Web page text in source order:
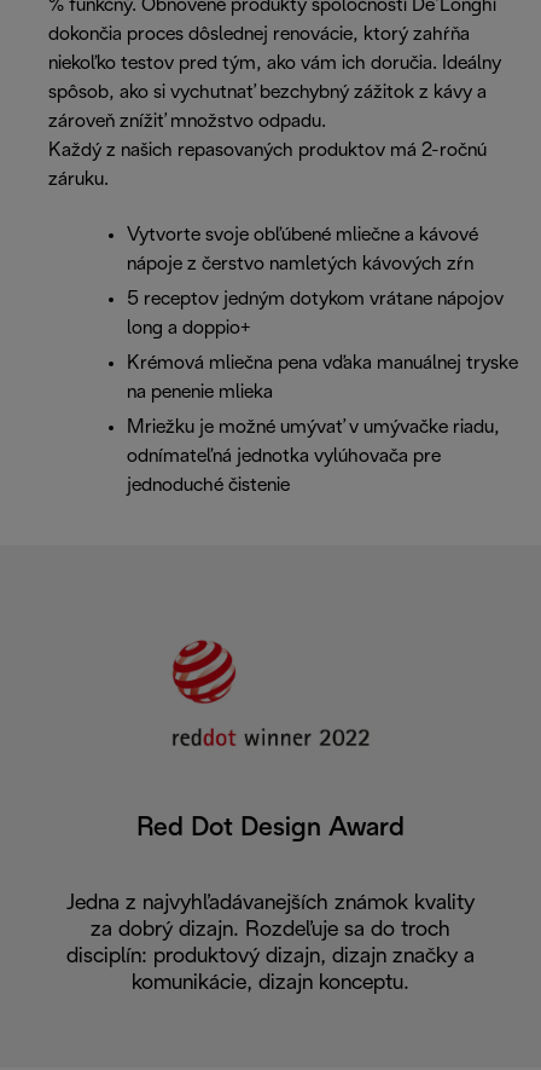
% funkčný. Obnovené produkty spoločnosti De’Longhi
dokončia proces dôslednej renovácie, ktorý zahŕňa
niekoľko testov pred tým, ako vám ich doručia. Ideálny
spôsob, ako si vychutnať bezchybný zážitok z kávy a
zároveň znížiť množstvo odpadu.
Každý z našich repasovaných produktov má 2-ročnú
záruku.
Vytvorte svoje obľúbené mliečne a kávové
nápoje z čerstvo namletých kávových zŕn
5 receptov jedným dotykom vrátane nápojov
long a doppio+
Krémová mliečna pena vďaka manuálnej tryske
na penenie mlieka
Mriežku je možné umývať v umývačke riadu,
odnímateľná jednotka vylúhovača pre
jednoduché čistenie
Red Dot Design Award
Jedna z najvyhľadávanejších známok kvality
za dobrý dizajn. Rozdeľuje sa do troch
disciplín: produktový dizajn, dizajn značky a
komunikácie, dizajn konceptu.